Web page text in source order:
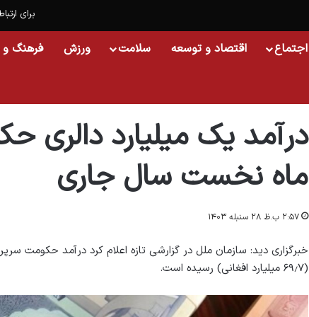
برای
اجتماع اقتصاد و توسعه سلامت ورزش فرهنگ و
درآمد یک میلیارد
ماه نخست سال جاری
۲:۵۷ ب.ظ ۲۸ سنبله ۱۴۰۳
(۶۹٫۷ میلیارد افغانی) رسیده است.